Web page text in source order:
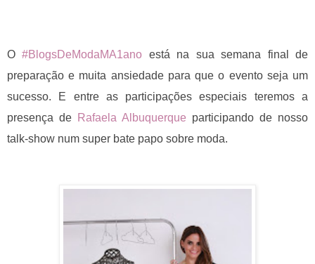
O#BlogsDeModaMA1ano está na sua semana final de
preparação e muita ansiedade para que o evento seja um
sucesso. E entre as participações especiais teremos a
presença de Rafaela Albuquerque participando de nosso
talk-show num super bate papo sobre moda.